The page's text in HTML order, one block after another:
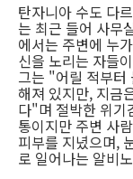
탄자니아 수도 다
는 최근 들어 사무
에서는 주변에 누
신을 노리는 자들
그는 "어릴 적부터
해져 있지만, 지금
다"며 절박한 위기
통이지만 주변 사
피부를 지녔으며,
로 일어나는 알비